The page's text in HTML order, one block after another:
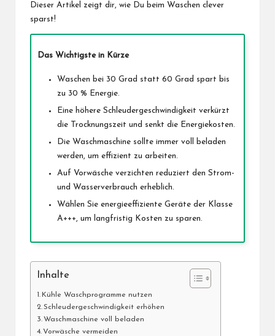
Dieser Artikel zeigt dir, wie Du beim Waschen clever
sparst!
Das Wichtigste in Kürze
Waschen bei 30 Grad statt 60 Grad spart bis
zu 30 % Energie.
Eine höhere Schleudergeschwindigkeit verkürzt
die Trocknungszeit und senkt die Energiekosten.
Die Waschmaschine sollte immer voll beladen
werden, um effizient zu arbeiten.
Auf Vorwäsche verzichten reduziert den Strom-
und Wasserverbrauch erheblich.
Wählen Sie energieeffiziente Geräte der Klasse
A+++, um langfristig Kosten zu sparen.
Inhalte
Kühle Waschprogramme nutzen
Schleudergeschwindigkeit erhöhen
Waschmaschine voll beladen
Vorwäsche vermeiden